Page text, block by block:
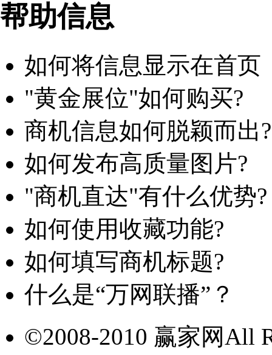
帮助信息
如何将信息显示在首页
"黄金展位"如何购买?
商机信息如何脱颖而出?
如何发布高质量图片?
"商机直达"有什么优势?
如何使用收藏功能?
如何填写商机标题?
什么是“万网联播”？
©2008-2010 赢家网All